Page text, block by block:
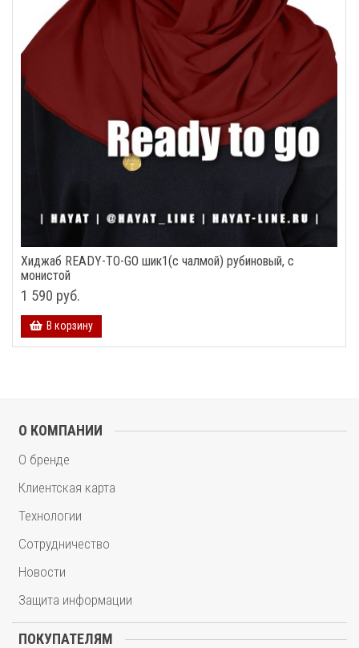
Хиджаб READY-TO-GO шик1(с чалмой) рубиновый, с
монистой
1 590 руб.
В корзину
О КОМПАНИИ
О бренде
Клиентская карта
Технологии
Сотрудничество
Новости
Защита информации
ПОКУПАТЕЛЯМ